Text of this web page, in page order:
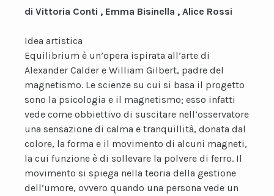
di Vittoria Conti , Emma Bisinella , Alice Rossi
Idea artistica
Equilibrium è un’opera ispirata all’arte di
Alexander Calder e William Gilbert, padre del
magnetismo. Le scienze su cui si basa il progetto
sono la psicologia e il magnetismo; esso infatti
vede come obbiettivo di suscitare nell’osservatore
una sensazione di calma e tranquillità, donata dal
colore, la forma e il movimento di alcuni magneti,
la cui funzione è di sollevare la polvere di ferro. Il
movimento si spiega nella teoria della gestione
dell’umore, ovvero quando una persona vede un